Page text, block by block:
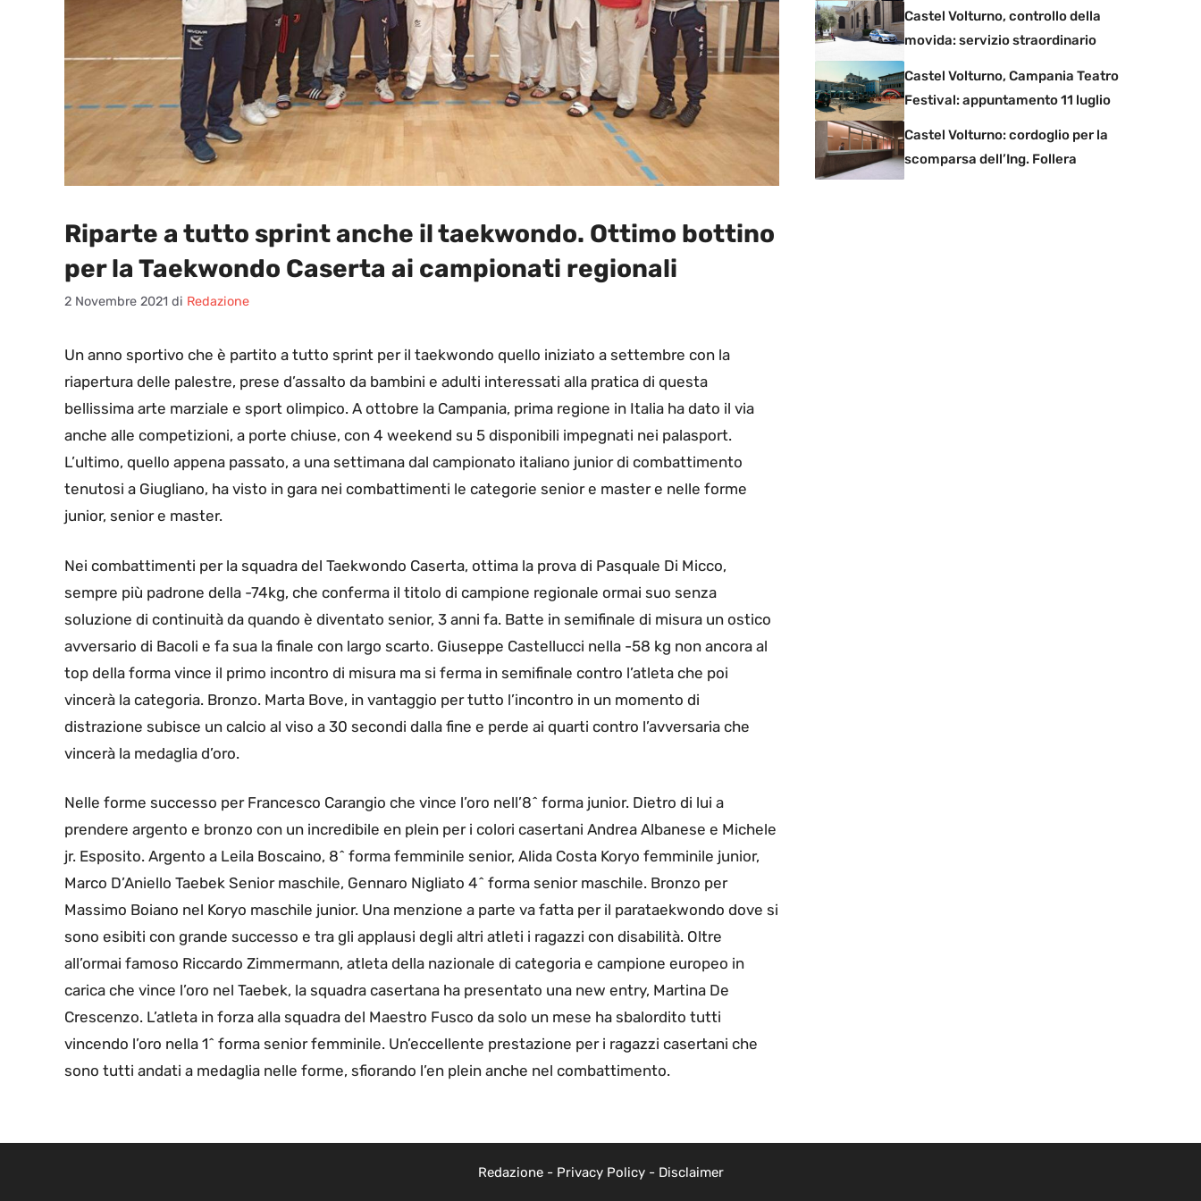
Riparte a tutto sprint anche il taekwondo. Ottimo bottino
per la Taekwondo Caserta ai campionati regionali
2 Novembre 2021 di Redazione
Un anno sportivo che è partito a tutto sprint per il taekwondo quello iniziato a settembre con la
riapertura delle palestre, prese d’assalto da bambini e adulti interessati alla pratica di questa
bellissima arte marziale e sport olimpico. A ottobre la Campania, prima regione in Italia ha dato il via
anche alle competizioni, a porte chiuse, con 4 weekend su 5 disponibili impegnati nei palasport.
L’ultimo, quello appena passato, a una settimana dal campionato italiano junior di combattimento
tenutosi a Giugliano, ha visto in gara nei combattimenti le categorie senior e master e nelle forme
junior, senior e master.
Nei combattimenti per la squadra del Taekwondo Caserta, ottima la prova di Pasquale Di Micco,
sempre più padrone della -74kg, che conferma il titolo di campione regionale ormai suo senza
soluzione di continuità da quando è diventato senior, 3 anni fa. Batte in semifinale di misura un ostico
avversario di Bacoli e fa sua la finale con largo scarto. Giuseppe Castellucci nella -58 kg non ancora al
top della forma vince il primo incontro di misura ma si ferma in semifinale contro l’atleta che poi
vincerà la categoria. Bronzo. Marta Bove, in vantaggio per tutto l’incontro in un momento di
distrazione subisce un calcio al viso a 30 secondi dalla fine e perde ai quarti contro l’avversaria che
vincerà la medaglia d’oro.
Nelle forme successo per Francesco Carangio che vince l’oro nell’8^ forma junior. Dietro di lui a
prendere argento e bronzo con un incredibile en plein per i colori casertani Andrea Albanese e Michele
jr. Esposito. Argento a Leila Boscaino, 8^ forma femminile senior, Alida Costa Koryo femminile junior,
Marco D’Aniello Taebek Senior maschile, Gennaro Nigliato 4^ forma senior maschile. Bronzo per
Massimo Boiano nel Koryo maschile junior. Una menzione a parte va fatta per il parataekwondo dove si
sono esibiti con grande successo e tra gli applausi degli altri atleti i ragazzi con disabilità. Oltre
all’ormai famoso Riccardo Zimmermann, atleta della nazionale di categoria e campione europeo in
carica che vince l’oro nel Taebek, la squadra casertana ha presentato una new entry, Martina De
Crescenzo. L’atleta in forza alla squadra del Maestro Fusco da solo un mese ha sbalordito tutti
vincendo l’oro nella 1^ forma senior femminile. Un’eccellente prestazione per i ragazzi casertani che
sono tutti andati a medaglia nelle forme, sfiorando l’en plein anche nel combattimento.
Castel Volturno, controllo della
movida: servizio straordinario
Castel Volturno, Campania Teatro
Festival: appuntamento 11 luglio
Castel Volturno: cordoglio per la
scomparsa dell’Ing. Follera
Redazione- Privacy Policy- Disclaimer